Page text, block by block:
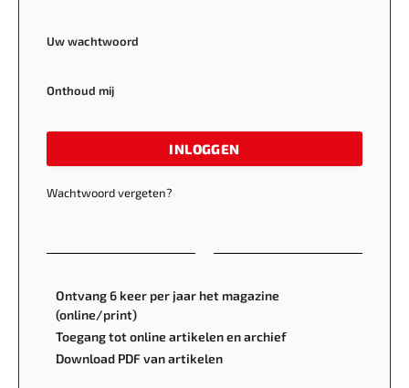
Uw wachtwoord
Onthoud mij
INLOGGEN
Wachtwoord vergeten?
Ontvang 6 keer per jaar het magazine
(online/print)
Toegang tot online artikelen en archief
Download PDF van artikelen